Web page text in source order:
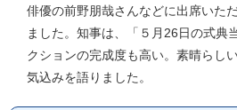
俳優の前野朋哉さんなどに出席いた
ました。知事は、「５月26日の式典
クションの完成度も高い。素晴らし
気込みを語りました。